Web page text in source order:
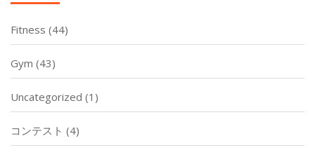
Fitness (44)
Gym (43)
Uncategorized (1)
コンテスト (4)